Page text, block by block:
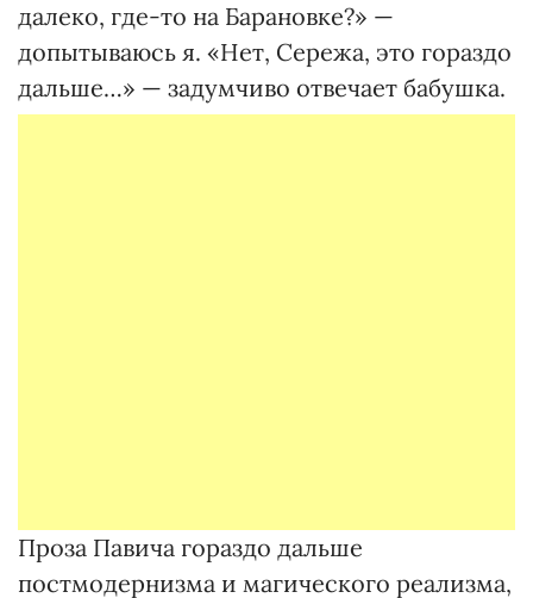
далеко, где-то на Барановке?» —
допытываюсь я. «Нет, Сережа, это гораздо
дальше…» — задумчиво отвечает бабушка.
Проза Павича гораздо дальше
постмодернизма и магического реализма,